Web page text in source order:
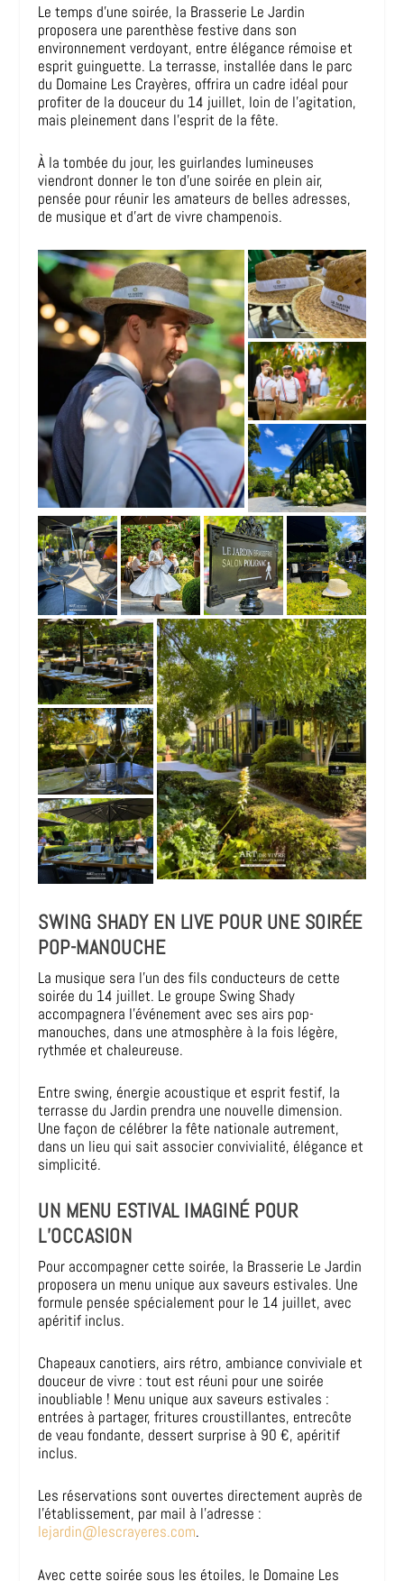
Le temps d’une soirée, la Brasserie Le Jardin
proposera une parenthèse festive dans son
environnement verdoyant, entre élégance rémoise et
esprit guinguette. La terrasse, installée dans le parc
du Domaine Les Crayères, offrira un cadre idéal pour
profiter de la douceur du 14 juillet, loin de l’agitation,
mais pleinement dans l’esprit de la fête.
À la tombée du jour, les guirlandes lumineuses
viendront donner le ton d’une soirée en plein air,
pensée pour réunir les amateurs de belles adresses,
de musique et d’art de vivre champenois.
SWING SHADY EN LIVE POUR UNE SOIRÉE
POP-MANOUCHE
La musique sera l’un des fils conducteurs de cette
soirée du 14 juillet. Le groupe Swing Shady
accompagnera l’événement avec ses airs pop-
manouches, dans une atmosphère à la fois légère,
rythmée et chaleureuse.
Entre swing, énergie acoustique et esprit festif, la
terrasse du Jardin prendra une nouvelle dimension.
Une façon de célébrer la fête nationale autrement,
dans un lieu qui sait associer convivialité, élégance et
simplicité.
UN MENU ESTIVAL IMAGINÉ POUR
L’OCCASION
Pour accompagner cette soirée, la Brasserie Le Jardin
proposera un menu unique aux saveurs estivales. Une
formule pensée spécialement pour le 14 juillet, avec
apéritif inclus.
Chapeaux canotiers, airs rétro, ambiance conviviale et
douceur de vivre : tout est réuni pour une soirée
inoubliable ! Menu unique aux saveurs estivales :
entrées à partager, fritures croustillantes, entrecôte
de veau fondante, dessert surprise à 90 €, apéritif
inclus.
Les réservations sont ouvertes directement auprès de
l’établissement, par mail à l’adresse :
lejardin@lescrayeres.com.
Avec cette soirée sous les étoiles, le Domaine Les